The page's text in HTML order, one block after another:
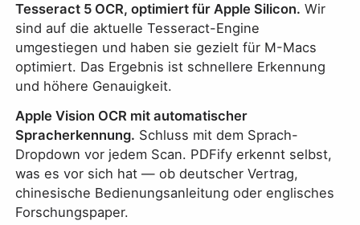
Tesseract 5 OCR, optimiert für Apple Silicon. Wir
sind auf die aktuelle Tesseract-Engine
umgestiegen und haben sie gezielt für M-Macs
optimiert. Das Ergebnis ist schnellere Erkennung
und höhere Genauigkeit.
Apple Vision OCR mit automatischer
Spracherkennung. Schluss mit dem Sprach-
Dropdown vor jedem Scan. PDFify erkennt selbst,
was es vor sich hat — ob deutscher Vertrag,
chinesische Bedienungsanleitung oder englisches
Forschungspaper.